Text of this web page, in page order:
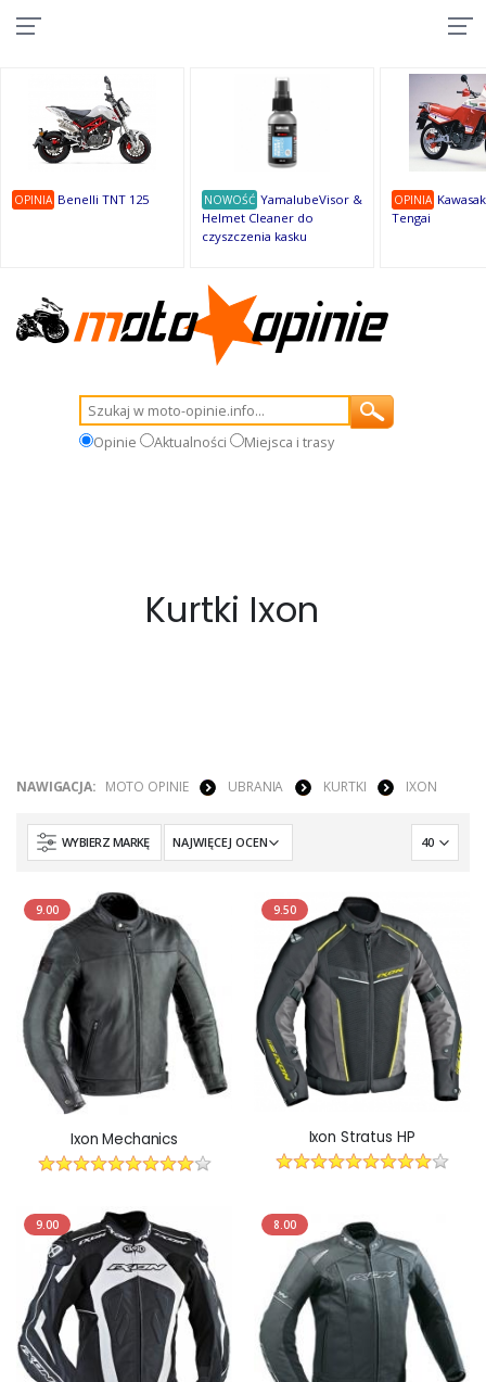
OPINIA Benelli TNT 125 NOWOŚĆ YamalubeVisor &
Helmet Cleaner do
czyszczenia kasku
OPINIA
Tengai
Opinie Aktualności Miejsca i trasy
Kurtki Ixon
NAWIGACJA: MOTO OPINIE UBRANIA KURTKI IXON
WYBIERZ MARKĘ
9.00
Ixon Mechanics
9.50
Ixon Stratus HP
9.00 8.00